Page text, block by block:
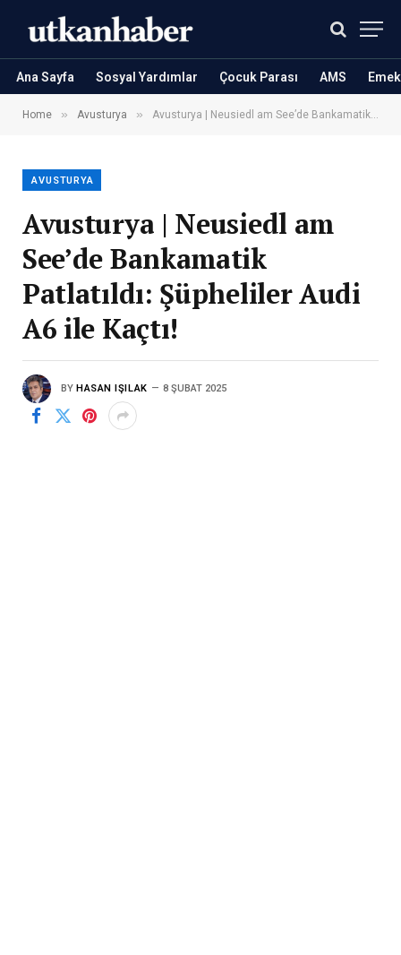
Ana Sayfa Sosyal Yardımlar Çocuk Parası AMS
Home » Avusturya » Avusturya | Neusiedl am See’de Bankamatik Patlatıldı: Şüpheliler Audi A6 ile Kaçtı!
AVUSTURYA
Avusturya | Neusiedl am
See’de Bankamatik
Patlatıldı: Şüpheliler Audi
A6 ile Kaçtı!
BY HASAN IŞILAK 8 ŞUBAT 2025